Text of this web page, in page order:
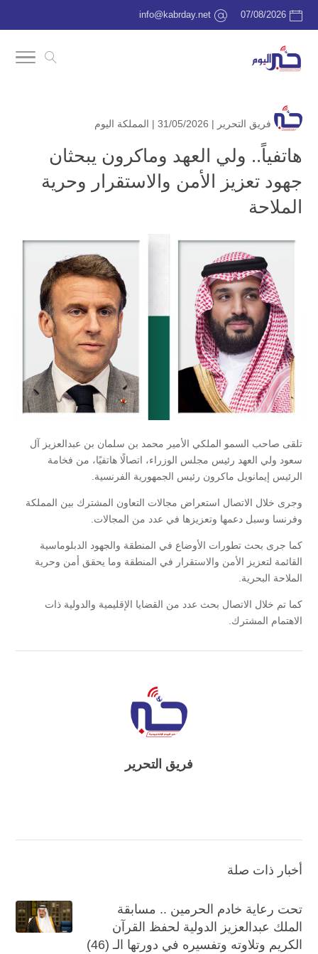
07/08/2026
info@kabrday.net
فريق التحرير | 31/05/2026 | المملكة اليوم
هاتفياً.. ولي العهد وماكرون يبحثان
جهود تعزيز الأمن والاستقرار وحرية
الملاحة
تلقى صاحب السمو الملكي الأمير محمد بن سلمان بن عبدالعزيز آل
سعود ولي العهد رئيس مجلس الوزراء، اتصالًا هاتفيًا، من فخامة
الرئيس إيمانويل ماكرون رئيس الجمهورية الفرنسية.
وجرى خلال الاتصال استعراض مجالات التعاون المشترك بين المملكة
وفرنسا وسبل دعمها وتعزيزها في عدد من المجالات.
كما جرى بحث تطورات الأوضاع في المنطقة والجهود الدبلوماسية
القائمة لتعزيز الأمن والاستقرار في المنطقة وما يحقق أمن وحرية
الملاحة البحرية.
كما تم خلال الاتصال بحث عدد من القضايا الإقليمية والدولية ذات
الاهتمام المشترك.
فريق التحرير
أخبار ذات صلة
تحت رعاية خادم الحرمين .. مسابقة
الملك عبدالعزيز الدولية لحفظ القرآن
الكريم وتلاوته وتفسيره في دورتها الـ (46)